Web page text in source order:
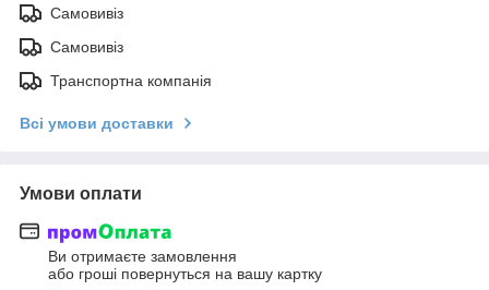
Самовивіз
Самовивіз
Транспортна компанія
Всі умови доставки
Умови оплати
Ви отримаєте замовлення
або гроші повернуться на вашу картку